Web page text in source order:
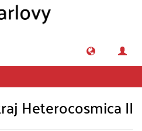
Heterocosmica II